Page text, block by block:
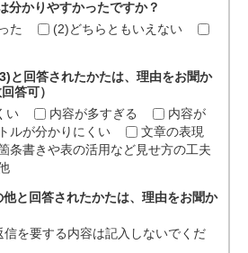
分かりやすかったですか？
た
(2)どちらともいえない
と回答されたかたは、理由をお聞か
答可）
い
内容が多すぎる
内容が
ルが分かりにくい
文章の表現
条書きや表の活用など見せ方の工夫
と回答されたかたは、理由をお聞か
を要する内容は記入しないでくだ